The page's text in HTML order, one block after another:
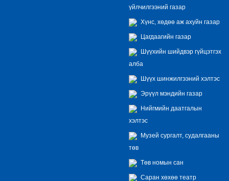
үйлчилгээний газар
Хүнс, хөдөө аж ахуйн газар
Цагдаагийн газар
Шүүхийн шийдвэр гүйцэтгэх
алба
Шүүх шинжилгээний хэлтэс
Эрүүл мэндийн газар
Нийгмийн даатгалын
хэлтэс
Музей сургалт, судалгааны
төв
Төв номын сан
Саран хөхөө театр